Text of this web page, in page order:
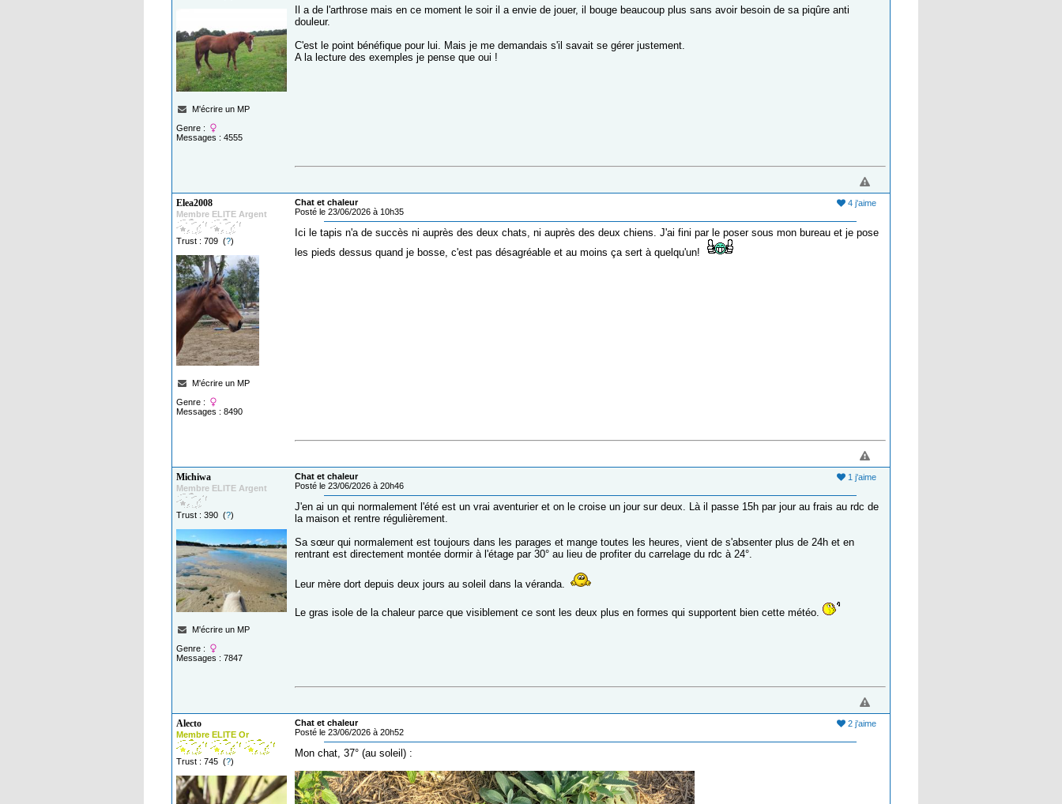
M'écrire un MP
Genre :
Messages : 4555
Il a de l'arthrose mais en ce moment le soir il a envie de jouer, il bouge beaucoup plus sans avoir besoin de sa piqûre anti
douleur.
C'est le point bénéfique pour lui. Mais je me demandais s'il savait se gérer justement.
A la lecture des exemples je pense que oui !
Elea2008
Membre ELITE Argent
Trust : 709 (?)
M'écrire un MP
Genre :
Messages : 8490
4 j'aime
Chat et chaleur
Posté le 23/06/2026 à 10h35
Ici le tapis n'a de succès ni auprès des deux chats, ni auprès des deux chiens. J'ai fini par le poser sous mon bureau et je pose
les pieds dessus quand je bosse, c'est pas désagréable et au moins ça sert à quelqu'un!
Michiwa
Membre ELITE Argent
Trust : 390 (?)
M'écrire un MP
Genre :
Messages : 7847
1 j'aime
Chat et chaleur
Posté le 23/06/2026 à 20h46
J'en ai un qui normalement l'été est un vrai aventurier et on le croise un jour sur deux. Là il passe 15h par jour au frais au rdc de
la maison et rentre régulièrement.
Sa sœur qui normalement est toujours dans les parages et mange toutes les heures, vient de s'absenter plus de 24h et en
rentrant est directement montée dormir à l'étage par 30° au lieu de profiter du carrelage du rdc à 24°.
Leur mère dort depuis deux jours au soleil dans la véranda.
Le gras isole de la chaleur parce que visiblement ce sont les deux plus en formes qui supportent bien cette météo.
Alecto
Membre ELITE Or
Trust : 745 (?)
2 j'aime
Chat et chaleur
Posté le 23/06/2026 à 20h52
Mon chat, 37° (au soleil) :